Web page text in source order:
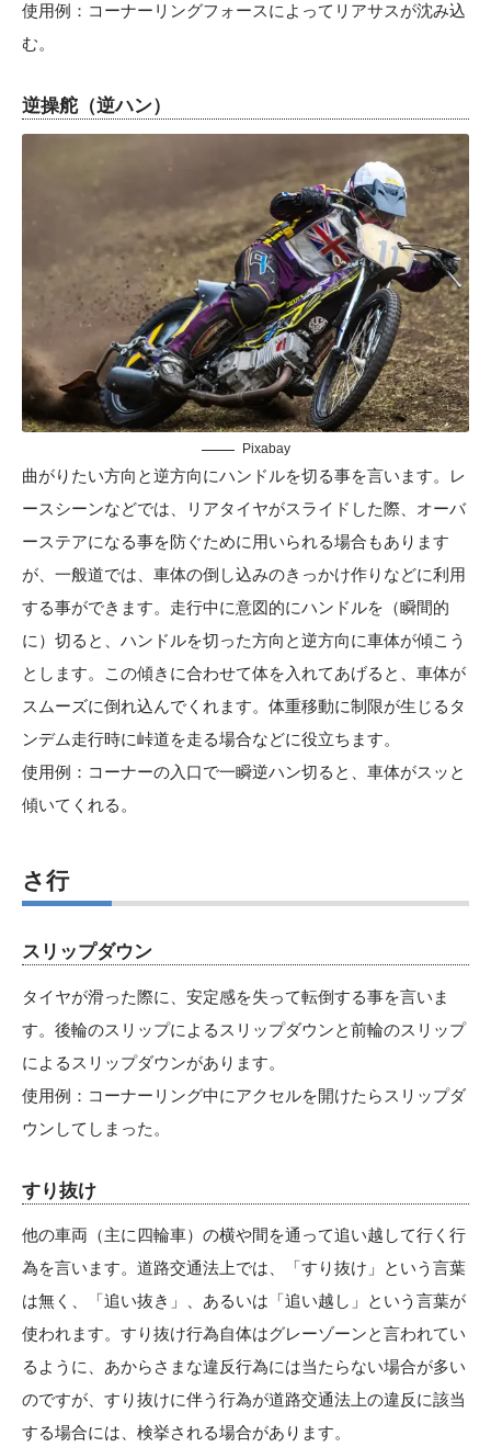
使用例：コーナーリングフォースによってリアサスが沈み込
む。
逆操舵（逆ハン）
Pixabay
曲がりたい方向と逆方向にハンドルを切る事を言います。レ
ースシーンなどでは、リアタイヤがスライドした際、オーバ
ーステアになる事を防ぐために用いられる場合もあります
が、一般道では、車体の倒し込みのきっかけ作りなどに利用
する事ができます。走行中に意図的にハンドルを（瞬間的
に）切ると、ハンドルを切った方向と逆方向に車体が傾こう
とします。この傾きに合わせて体を入れてあげると、車体が
スムーズに倒れ込んでくれます。体重移動に制限が生じるタ
ンデム走行時に峠道を走る場合などに役立ちます。
使用例：コーナーの入口で一瞬逆ハン切ると、車体がスッと
傾いてくれる。
さ行
スリップダウン
タイヤが滑った際に、安定感を失って転倒する事を言いま
す。後輪のスリップによるスリップダウンと前輪のスリップ
によるスリップダウンがあります。
使用例：コーナーリング中にアクセルを開けたらスリップダ
ウンしてしまった。
すり抜け
他の車両（主に四輪車）の横や間を通って追い越して行く行
為を言います。道路交通法上では、「すり抜け」という言葉
は無く、「追い抜き」、あるいは「追い越し」という言葉が
使われます。すり抜け行為自体はグレーゾーンと言われてい
るように、あからさまな違反行為には当たらない場合が多い
のですが、すり抜けに伴う行為が道路交通法上の違反に該当
する場合には、検挙される場合があります。